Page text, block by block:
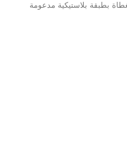
بطبقة بلاستيكية مدعومة